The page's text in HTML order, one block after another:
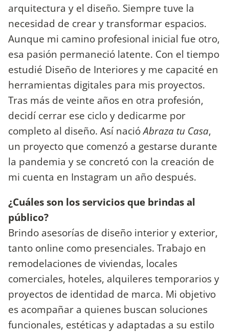
arquitectura y el diseño. Siempre tuve la
necesidad de crear y transformar espacios.
Aunque mi camino profesional inicial fue otro,
esa pasión permaneció latente. Con el tiempo
estudié Diseño de Interiores y me capacité en
herramientas digitales para mis proyectos.
Tras más de veinte años en otra profesión,
decidí cerrar ese ciclo y dedicarme por
completo al diseño. Así nacióAbraza tu Casa,
un proyecto que comenzó a gestarse durante
la pandemia y se concretó con la creación de
mi cuenta en Instagram un año después.
¿Cuáles son los servicios que brindas al
público?
Brindo asesorías de diseño interior y exterior,
tanto online como presenciales. Trabajo en
remodelaciones de viviendas, locales
comerciales, hoteles, alquileres temporarios y
proyectos de identidad de marca. Mi objetivo
es acompañar a quienes buscan soluciones
funcionales, estéticas y adaptadas a su estilo